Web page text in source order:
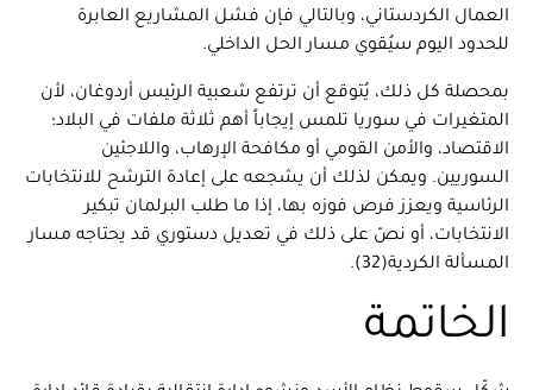
العمال الكردستاني، وبالتالي فإن فشل المشاريع العابرة
للحدود اليوم سيُقوي مسار الحل الداخلي.
بمحصلة كل ذلك، يُتوقع أن ترتفع شعبية الرئيس أردوغان، لأن
المتغيرات في سوريا تلمس إيجاباً أهم ثلاثة ملفات في البلاد؛
الاقتصاد، والأمن القومي أو مكافحة الإرهاب، واللاجئين
السوريين. ويمكن لذلك أن يشجعه على إعادة الترشح للانتخابات
الرئاسية ويعزز فرص فوزه بها، إذا ما طلب البرلمان تبكير
الانتخابات، أو نصّ على ذلك في تعديل دستوري قد يحتاجه مسار
المسألة الكردية(32).
الخاتمة